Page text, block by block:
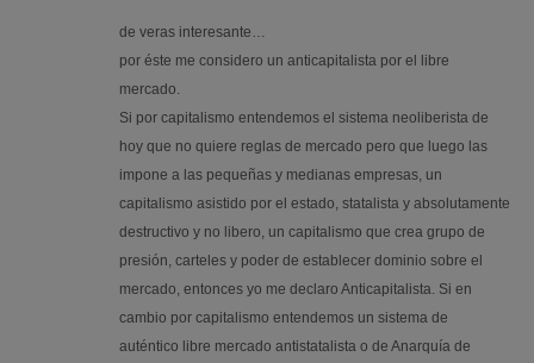
de veras interesante…
por éste me considero un anticapitalista por el libre
mercado.
Si por capitalismo entendemos el sistema neoliberista de
hoy que no quiere reglas de mercado pero que luego las
impone a las pequeñas y medianas empresas, un
capitalismo asistido por el estado, statalista y absolutamente
destructivo y no libero, un capitalismo que crea grupo de
presión, carteles y poder de establecer dominio sobre el
mercado, entonces yo me declaro Anticapitalista. Si en
cambio por capitalismo entendemos un sistema de
auténtico libre mercado antistatalista o de Anarquía de